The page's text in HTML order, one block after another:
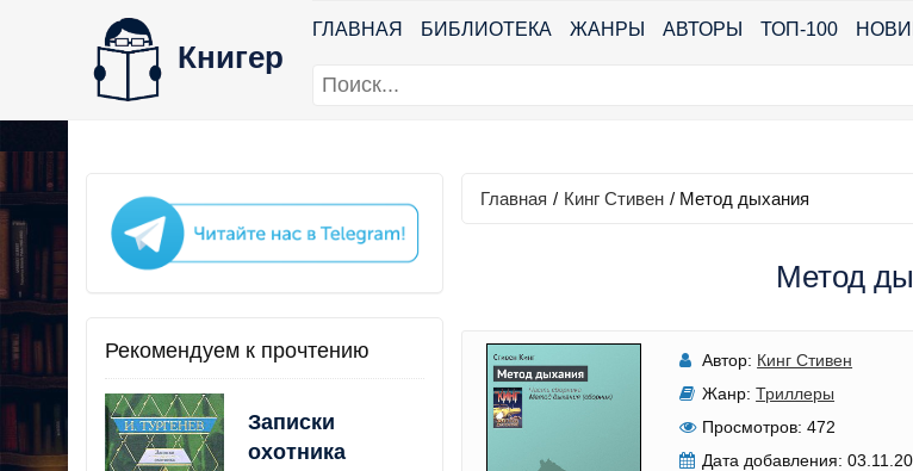
Книгер
ГЛАВНАЯ БИБЛИОТЕКА ЖАНРЫ АВТОРЫ ТОП-100
Рекомендуем к прочтению
Записки
охотника
Главная / Кинг Стивен / Метод дыхания
Метод
Автор: Кинг Стивен
Жанр: Триллеры
Просмотров: 472
Дата добавления: